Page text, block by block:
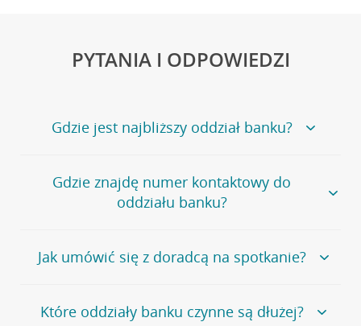
PYTANIA I ODPOWIEDZI
Gdzie jest najbliższy oddział banku?
Jeśli szukasz oddziału naszego banku, zapraszamy na
stronęPlacówki i bankomaty, na której znajduje się
wygodna wyszukiwarka.
oddziałów
Gdzie znajdę numer kontaktowy do
oddziału banku?
Bank Credit Agricole nie udostępnia ogólnego numeru
telefonu do placówki bankowej.
umówienia się z doradcą w placówce bankowej .
Jak umówić się z doradcą na spotkanie?
Jeśli jesteś już naszym
klientemmożeszsamodzielnieumówić się na spotkanie z
Które oddziały banku czynne są dłużej?